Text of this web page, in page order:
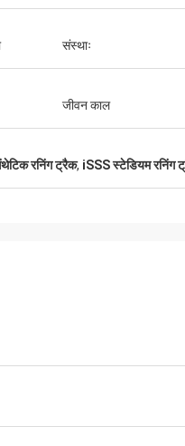
संस्थाः
जीवन काल
रनिंग ट्रैक, iSSS स्टेडियम रनिंग